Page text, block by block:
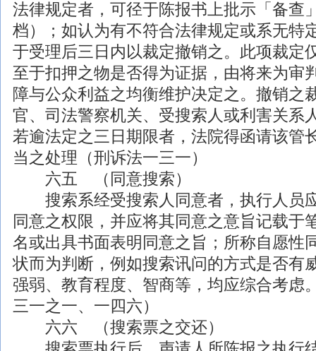
法律规定者，可径于陈报书上批示「备查
档）；如认为有不符合法律规定或系无特
于受理后三日内以裁定撤销之。此项裁定
至于扣押之物是否得为证据，由将来为审
障与公众利益之均衡维护决定之。撤销之
官、司法警察机关、受搜索人或利害关系
若逾法定之三日期限者，法院得函请该管
当之处理（刑诉法一三一）
六五 （同意搜索）
搜索系经受搜索人同意者，执行人员
同意之权限，并应将其同意之意旨记载于
名或出具书面表明同意之旨；所称自愿性
状而为判断，例如搜索讯问的方式是否有
强弱、教育程度、智商等，均应综合考虑
三一之一、一四六）
六六 （搜索票之交还）